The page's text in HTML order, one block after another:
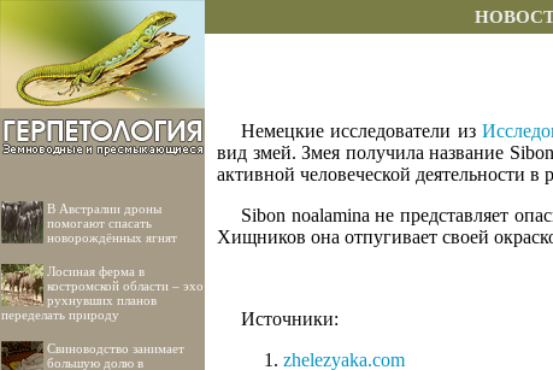
В Австралии дроны
помогают спасать
новорождённых ягнят
Лосиная ферма в
костромской области – эхо
рухнувших планов
переделать природу
Свиноводство занимает
большую долю в
Немецкие исследователи из
вид змей. Змея получила название
активной человеческой деятельности
Sibon noalamina не представляет
Хищников она отпугивает своей
Источники:
zhelezyaka.com